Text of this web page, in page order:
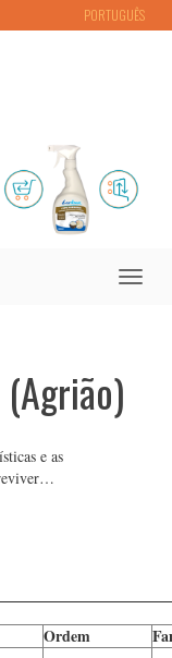
PORTUGUÊS
Toggle
e as
Ordem